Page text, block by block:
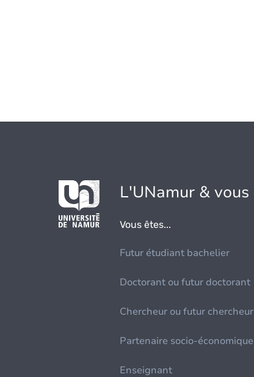
L'UNamur & vous
Vous êtes...
Futur étudiant bachelier
Doctorant ou futur doctorant
Chercheur ou futur chercheur
Partenaire socio-économique
Enseignant